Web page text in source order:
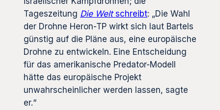
Tageszeitung Die Weltschreibt: „Die Wahl
der Drohne Heron-TP wirkt sich laut Bartels
günstig auf die Pläne aus, eine europäische
Drohne zu entwickeln. Eine Entscheidung
für das amerikanische Predator-Modell
hätte das europäische Projekt
unwahrscheinlicher werden lassen, sagte
er.“